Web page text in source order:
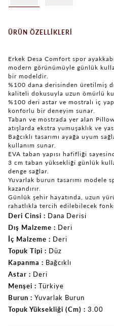
ÜRÜN ÖZELLIKLERI
Erkek Desa Comfort spor
modern görünümüyle günlük
bir modeldir.
%100 dana derisinden üretilmiş
kaliteli dokusuyla uzun ömürlü
%100 deri astar ve mostralı iç
konforlu bir deneyim sunar.
Taban ve mostrada yer alan
atışlarda ekstra yumuşaklık ve
Bağcıklı tasarımı ayağa uyum
kullanım sunar.
EVA taban yapısı hafifliği
3 cm taban yüksekliği günlük
denge sağlar.
Yuvarlak burun tasarımı modele
kazandırır.
Günlük şehir hayatında, uzun
rahatlıkla tercih edilebilecek
Deri Cinsi
Dana Derisi
Dış Malzeme
Deri
İç Malzeme
Deri
Topuk Tipi
Düz
Kapanma
Bağcıklı
Astar
Deri
Menşei
Türkiye
Burun
Yuvarlak Burun
Topuk Yüksekliği (Cm)
3.00